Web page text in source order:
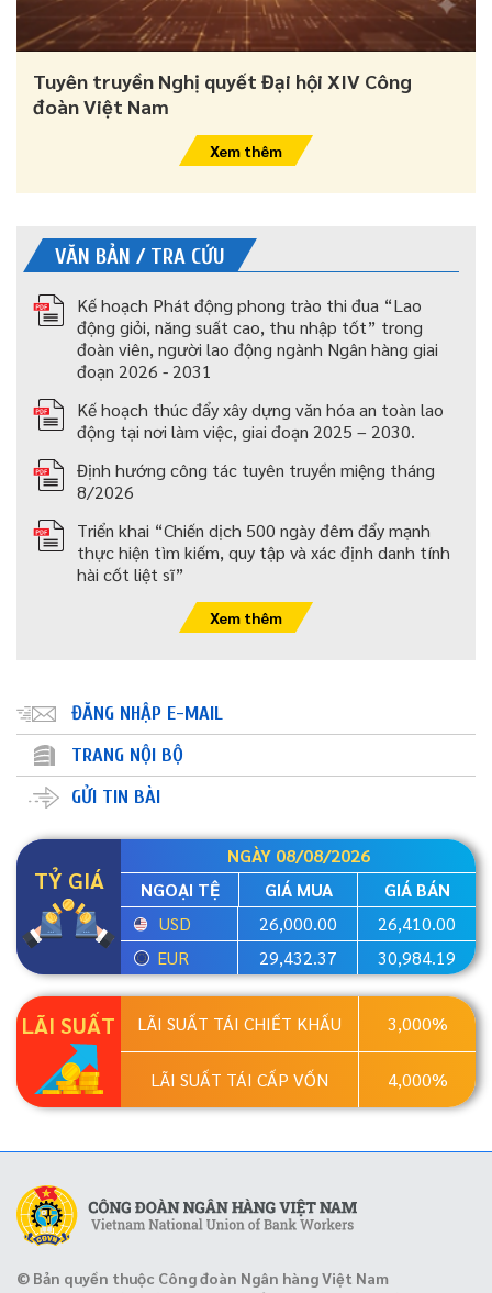
Tuyên truyền Nghị quyết Đại hội XIV Công
đoàn Việt Nam
Xem thêm
VĂN BẢN / TRA CỨU
Kế hoạch Phát động phong trào thi đua “Lao
động giỏi, năng suất cao, thu nhập tốt” trong
đoàn viên, người lao động ngành Ngân hàng giai
đoạn 2026 - 2031
Kế hoạch thúc đẩy xây dựng văn hóa an toàn lao
động tại nơi làm việc, giai đoạn 2025 – 2030.
Định hướng công tác tuyên truyền miệng tháng
8/2026
Triển khai “Chiến dịch 500 ngày đêm đẩy mạnh
thực hiện tìm kiếm, quy tập và xác định danh tính
hài cốt liệt sĩ”
Xem thêm
ĐĂNG NHẬP E-MAIL
TRANG NỘI BỘ
GỬI TIN BÀI
TỶ GIÁ
NGÀY 08/08/2026
NGOẠI TỆ
GIÁ MUA
GIÁ BÁN
USD
26,000.00
26,410.00
EUR
29,432.37 30,984.19
LÃI SUẤT LÃI SUẤT TÁI CHIẾT KHẤU 3,000%
LÃI SUẤT TÁI CẤP VỐN 4,000%
© Bản quyền thuộc Công đoàn Ngân hàng Việt Nam